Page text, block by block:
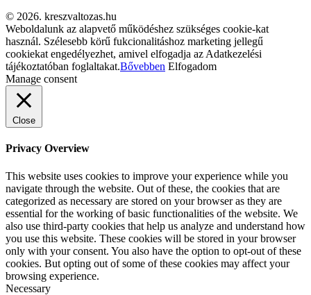
© 2026. kreszvaltozas.hu
Weboldalunk az alapvető működéshez szükséges cookie-kat
használ. Szélesebb körű fukcionalitáshoz marketing jellegű
cookiekat engedélyezhet, amivel elfogadja az Adatkezelési
tájékoztatóban foglaltakat.Bővebben Elfogadom
Manage consent
Close
Privacy Overview
This website uses cookies to improve your experience while you
navigate through the website. Out of these, the cookies that are
categorized as necessary are stored on your browser as they are
essential for the working of basic functionalities of the website. We
also use third-party cookies that help us analyze and understand how
you use this website. These cookies will be stored in your browser
only with your consent. You also have the option to opt-out of these
cookies. But opting out of some of these cookies may affect your
browsing experience.
Necessary